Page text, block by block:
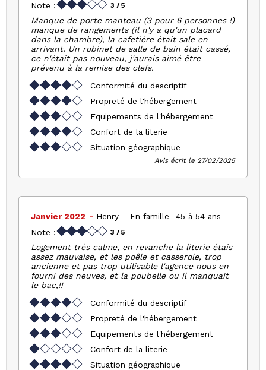
Note :
3 / 5
Manque de porte manteau (3 pour 6 personnes !)
manque de rangements (il n'y a qu'un placard
dans la chambre), la cafetière était sale en
arrivant. Un robinet de salle de bain était cassé,
ce n'était pas nouveau, j'aurais aimé être
prévenu à la remise des clefs.
Conformité du descriptif
Propreté de l'hébergement
Equipements de l'hébergement
Confort de la literie
Situation géographique
Avis écrit le 27/02/2025
Janvier 2022 Henry En famille
45 à 54 ans
Note :
3 / 5
Logement très calme, en revanche la literie étais
assez mauvaise, et les poêle et casserole, trop
ancienne et pas trop utilisable l'agence nous en
fourni des neuves, et la poubelle ou il manquait
le bac,!!
Conformité du descriptif
Propreté de l'hébergement
Equipements de l'hébergement
Confort de la literie
Situation géographique